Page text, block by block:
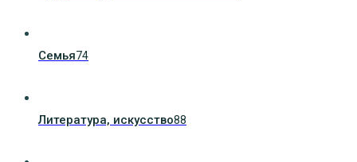
Семья74
Литература, искуcство88